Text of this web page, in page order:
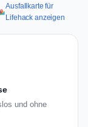
Ausfallkarte für
Lifehack anzeigen
und ohne